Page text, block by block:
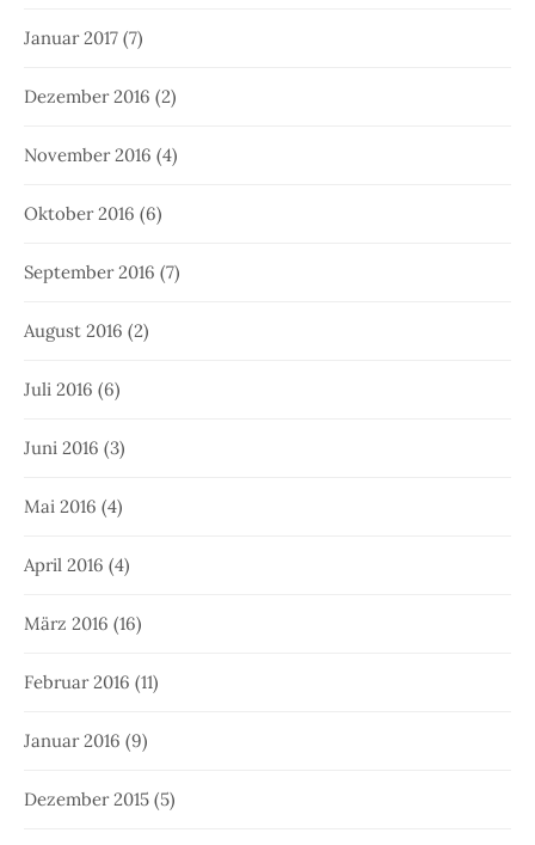
Januar 2017 (7)
Dezember 2016 (2)
November 2016 (4)
Oktober 2016 (6)
September 2016 (7)
August 2016 (2)
Juli 2016 (6)
Juni 2016 (3)
Mai 2016 (4)
April 2016 (4)
März 2016 (16)
Februar 2016 (11)
Januar 2016 (9)
Dezember 2015 (5)